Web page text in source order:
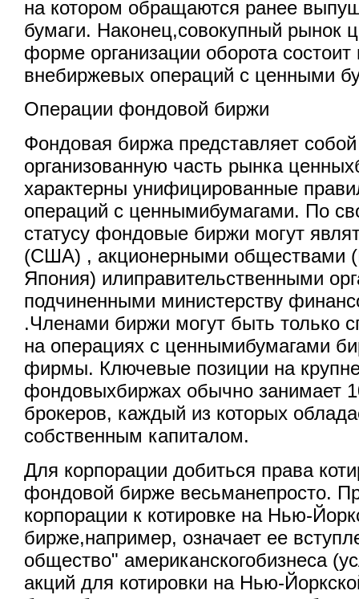
на котором обращаются ранее
бумаги. Наконец,совокупный рынок
форме организации оборота
внебиржевых операций с ценными
Операции фондовой биржи
Фондовая биржа представляет
организованную часть рынка
характерны унифицированные
операций с ценнымибумагами. По
статусу фондовые биржи могут
(США) , акционерными обществами
Япония) илиправительственными
подчиненными министерству
.Членами биржи могут быть только
на операциях с ценнымибумагами
фирмы. Ключевые позиции на
фондовыхбиржах обычно занимает
брокеров, каждый из которых
собственным капиталом.
Для корпорации добиться права
фондовой бирже весьманепросто.
корпорации к котировке на Нью-
бирже,например, означает ее
общество" американскогобизнеса
акций для котировки на Нью-